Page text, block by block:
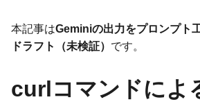
本記事はGeminiの出力をプロンプト
ドラフト（未検証） です。
curlコマンドによ